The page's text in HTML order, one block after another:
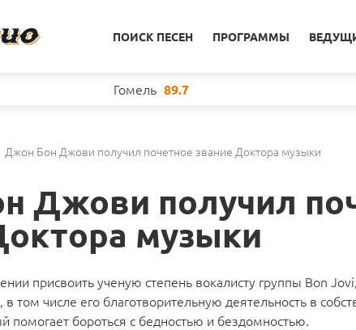
ПОИСК ПЕСЕН ПРОГРАММЫ
Гомель 89.7
Джон Бон Джови получил почетное звание Доктора музыки
Джови получил
музыки
присвоить ученую степень вокалисту группы Bon
том числе его благотворительную деятельность в
помогает бороться с бедностью и бездомностью.